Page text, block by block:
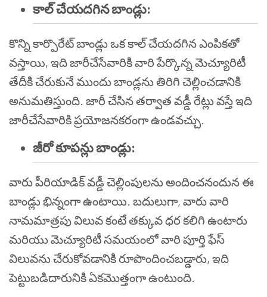
కాల్ చేయదగిన బాండ్లు:
కొన్ని కార్పొరేట్ బాండ్లు ఒక కాల్ చేయదగిన ఎంపికతో
వస్తాయి, ఇది జారీచేసేవారికి వారి పేర్కొన్న మెచ్యూరిటీ
తేదీకి చేరుకునే ముందు బాండ్లను తిరిగి చెల్లించడానికి
అనుమతిస్తుంది. జారీ చేసిన తర్వాత వడ్డీ రేట్లు వస్తే ఇది
జారీచేసేవారికి ప్రయోజనకరంగా ఉండవచ్చు.
జీరో కూపన్లు బాండ్లు:
వారు పీరియాడిక్ వడ్డీ చెల్లింపులను అందించనందున ఈ
బాండ్లు భిన్నంగా ఉంటాయి. బదులుగా, వారు వారి
నామమాత్రపు విలువ కంటే తక్కువ ధర కలిగి ఉంటారు
మరియు మెచ్యూరిటీ సమయంలో వారి పూర్తి ఫేస్
విలువను చేరుకోవడానికి రూపొందించబడ్డారు, ఇది
పెట్టుబడిదారునికి ఏకమొత్తంగా ఉంటుంది.